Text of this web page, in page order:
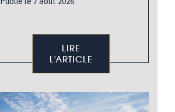
LIRE
L'ARTICLE